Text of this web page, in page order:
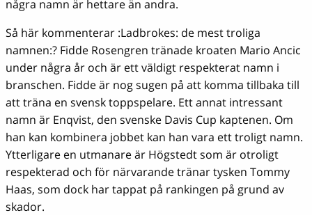
några namn är hettare än andra.
Så här kommenterar :Ladbrokes: de mest troliga
namnen:? Fidde Rosengren tränade kroaten Mario Ancic
under några år och är ett väldigt respekterat namn i
branschen. Fidde är nog sugen på att komma tillbaka till
att träna en svensk toppspelare. Ett annat intressant
namn är Enqvist, den svenske Davis Cup kaptenen. Om
han kan kombinera jobbet kan han vara ett troligt namn.
Ytterligare en utmanare är Högstedt som är otroligt
respekterad och för närvarande tränar tysken Tommy
Haas, som dock har tappat på rankingen på grund av
skador.